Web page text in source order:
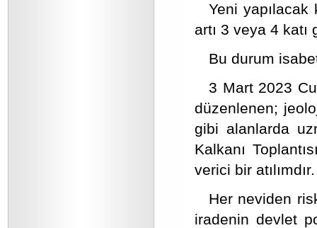
Yeni
artı 3 veya 4 katı
Bu durum
3 Mart 2023
düzenlenen;
gibi alanlarda
Kalkanı
verici bir atılımdır.
Her neviden
iradenin devlet